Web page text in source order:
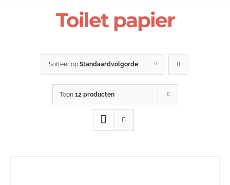
Toilet papier
Sorteer op Standaardvolgorde
Toon 12 producten